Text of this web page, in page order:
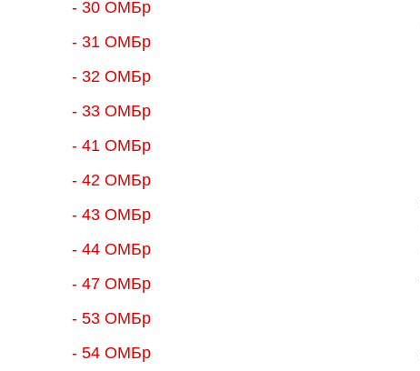
- 30 ОМБр
- 31 ОМБр
- 32 ОМБр
- 33 ОМБр
- 41 ОМБр
- 42 ОМБр
- 43 ОМБр
- 44 ОМБр
- 47 ОМБр
- 53 ОМБр
- 54 ОМБр